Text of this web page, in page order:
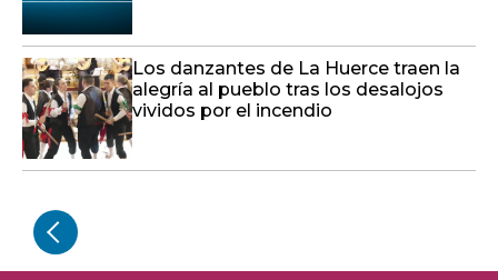
Los danzantes de La Huerce traen la
alegría al pueblo tras los desalojos
vividos por el incendio